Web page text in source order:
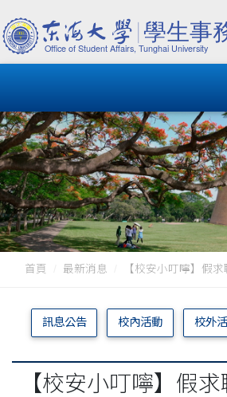
首頁 最新消息 【校安小叮嚀】假
訊息公告 校內活動 校外
【校安小叮嚀】假